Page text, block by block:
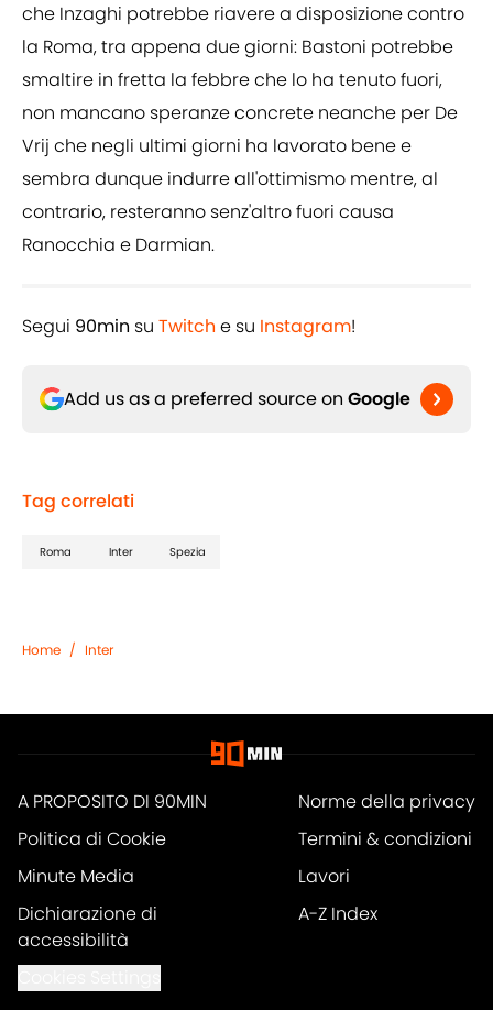
che Inzaghi potrebbe riavere a disposizione contro
la Roma, tra appena due giorni: Bastoni potrebbe
smaltire in fretta la febbre che lo ha tenuto fuori,
non mancano speranze concrete neanche per De
Vrij che negli ultimi giorni ha lavorato bene e
sembra dunque indurre all'ottimismo mentre, al
contrario, resteranno senz'altro fuori causa
Ranocchia e Darmian.
Segui 90min su Twitch e su Instagram!
Add us as a preferred source on Google
Tag correlati
Roma Inter Spezia
Home / Inter
A PROPOSITO DI 90MIN
Norme della privacy
Politica di Cookie
Termini & condizioni
Minute Media
Lavori
Dichiarazione di
accessibilità
A-Z Index